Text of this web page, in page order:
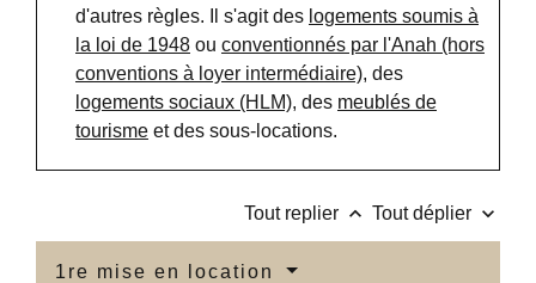
d'autres règles. Il s'agit des logements soumis à
la loi de 1948 ou conventionnés par l'Anah (hors
conventions à loyer intermédiaire), des
logements sociaux (HLM), des meublés de
tourisme et des sous-locations.
Tout replier keyboard_arrow_up Tout déplier keyboard_arrow_down
1re mise en location